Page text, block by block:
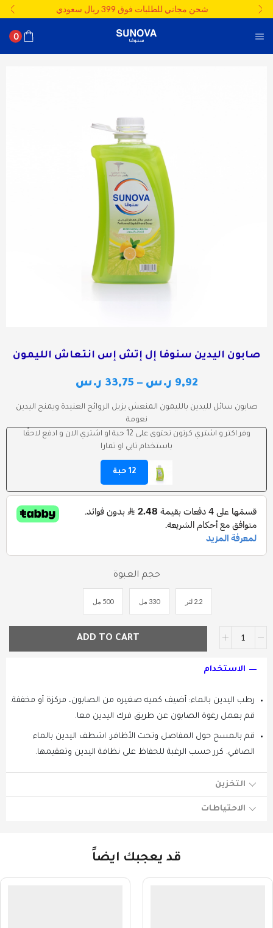
شحن مجاني للطلبات فوق 399 ريال سعودي
0
صابون اليدين سنوفا إل إتش إس انتعاش الليمون
9,92 ر.س –
33,75 ر.س
صابون سائل لليدين بالليمون المنعش يزيل الروائح العنيدة ويمنح اليدين
نعومة
وفر اكتر و اشتري كرتون تحتوى على 12 حبة او اشتري الان و ادفع لاحقًا
باستخدام تابي او تمارا
12 حبة
حجم العبوة
2.2 لتر 330 مل 500 مل
ADD TO CART
الاستخدام
رطب اليدين بالماء: أضيف كميه صغيره من الصابون، مركزة أو مخففة.
قم بعمل رغوة الصابون عن طريق فرك اليدين معا.
قم بالمسح حول المفاصل وتحت الأظافر. اشطف اليدين بالماء
الصافي. كرر حسب الرغبة للحفاظ على نظافة اليدين وتعقيمها.
التخزين
الاحتياطات
قد يعجبك ايضاً